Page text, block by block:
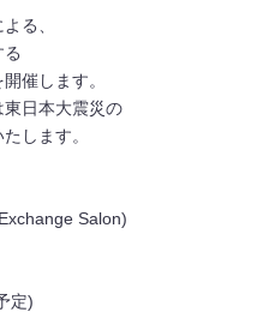
る、
催します。
日本大震災の
します。
Salon)
定)